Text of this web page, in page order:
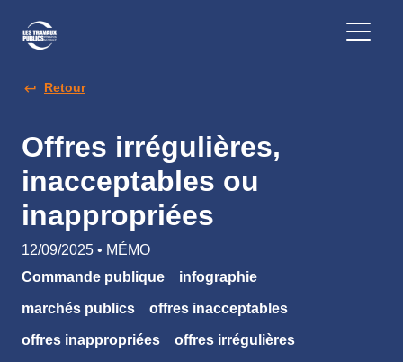
Retour
Offres irrégulières,
inacceptables ou
inappropriées
12/09/2025 • MÉMO
Commande publique
infographie
marchés publics offres inacceptables
offres inappropriées offres irrégulières